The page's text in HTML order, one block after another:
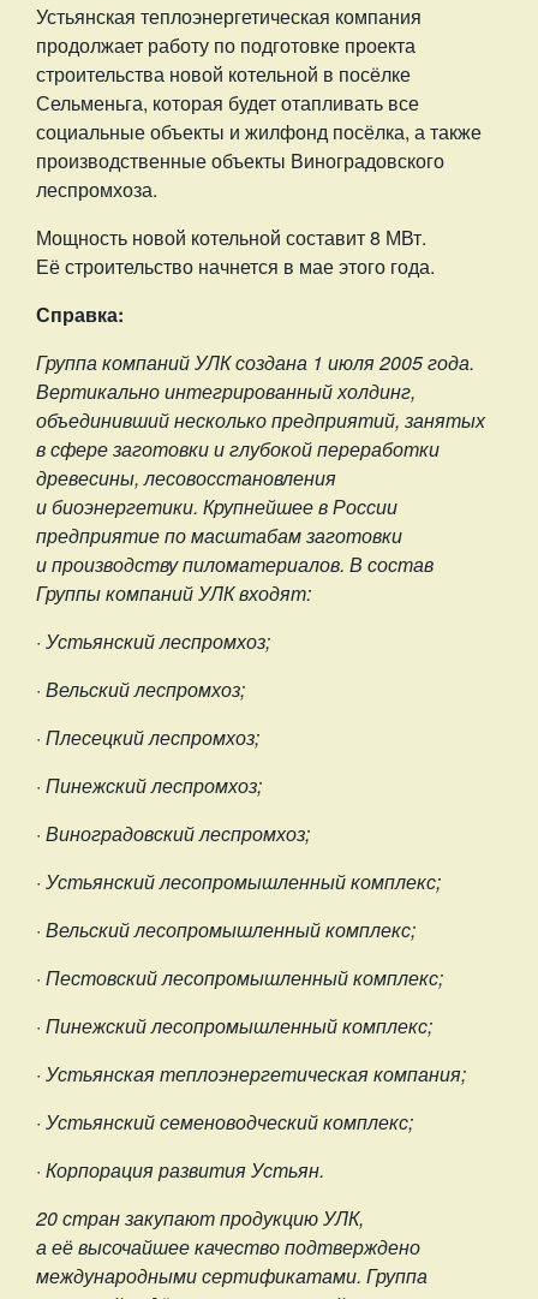
Устьянская теплоэнергетическая компания
продолжает работу по подготовке проекта
строительства новой котельной в посёлке
Сельменьга, которая будет отапливать все
социальные объекты и жилфонд посёлка, а также
производственные объекты Виноградовского
леспромхоза.
Мощность новой котельной составит 8 МВт.
Её строительство начнется в мае этого года.
Справка:
Группа компаний УЛК создана 1 июля 2005 года.
Вертикально интегрированный холдинг,
объединивший несколько предприятий, занятых
в сфере заготовки и глубокой переработки
древесины, лесовосстановления
и биоэнергетики. Крупнейшее в России
предприятие по масштабам заготовки
и производству пиломатериалов. В состав
Группы компаний УЛК входят:
· Устьянский леспромхоз;
· Вельский леспромхоз;
· Плесецкий леспромхоз;
· Пинежский леспромхоз;
· Виноградовский леспромхоз;
· Устьянский лесопромышленный комплекс;
· Вельский лесопромышленный комплекс;
· Пестовский лесопромышленный комплекс;
· Пинежский лесопромышленный комплекс;
· Устьянская теплоэнергетическая компания;
· Устьянский семеноводческий комплекс;
· Корпорация развития Устьян.
20 стран закупают продукцию УЛК,
а её высочайшее качество подтверждено
международными сертификатами. Группа